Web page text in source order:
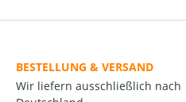
BESTELLUNG & VERSAND
Wir liefern ausschließlich nach